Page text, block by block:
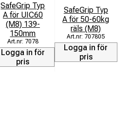
SafeGrip Typ
A för UIC60
(M8) 139-
150mm
7078
Logga in för
pris
SafeGrip Typ
A för 50-60kg
räls (M8)
707805
Logga in för
pris